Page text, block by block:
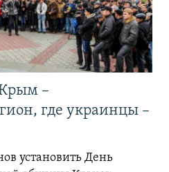
–
где украинцы –
установить День